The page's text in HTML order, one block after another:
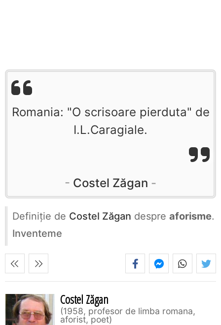
Romania: "O scrisoare pierduta" de
I.L.Caragiale.
Costel Zăgan
Definiţie de Costel Zăgan despre aforisme.
Inventeme
Costel Zăgan
1958, profesor de limba romana,
aforist, poet